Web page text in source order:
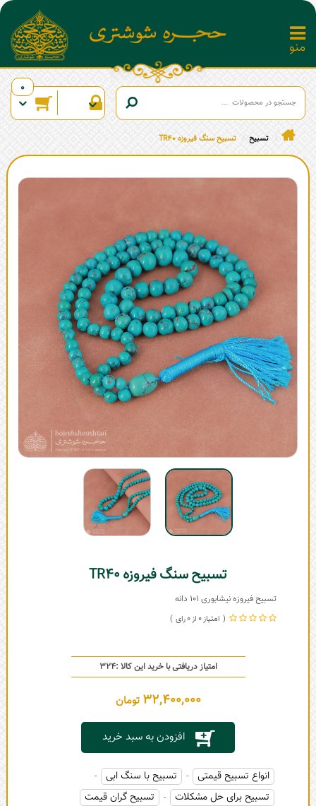
0
تسبیح تسبیح سنگ فیروزه TR40
تسبیح سنگ فیروزه TR40
تسبیح فیروزه نیشابوری 101 دانه
0
0
امتیاز دریافتی با خرید این کالا :324
32,400,000 تومان
افزودن به سبد خرید
انواع تسبیح قیمتی - تسبیح با سنگ ابی -
تسبیح برای حل مشکلات - تسبیح گران قیمت